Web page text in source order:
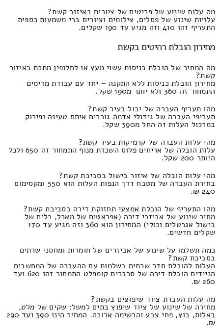
מה עלות שינוע של פריטים של ציורים באיזור קשת?
עלויות שינוע של פסלים, צילומים וציורים ברי משמעות כספית
התעריף זהו 410 וזה מגיע עד 190 שקלים.
מחירון הובלת רהיטים בקשת
מה המחיר של הובלת כניסות עשוי מעץ או לחלופין מתכת באיזור
קשת?
מחירון הובלת כניסות ללא התקנה – יחד עם עבודת מרימים
התמחור זה 360 ולא יותר מ190 שקל.
מהו תעריף העברה של יבול בעיר קשת?
תעריפי העברה של גידולי אדמה גוררים איתם טעינה ופירוק
במרכול העלות זה החל מ390 שקל.
מהי עלות העברה של קרמיקות בעיר קשת?
עלות הובלה של אריחים פלוס השכרת מנוף התמחור זה 650 ולכל
היותר 200 שקל.
מהי עלות הובלה של איזור בישול בסביבת קשת?
בחירת העברה של מטבח דרך הנפות העלות הוא 550 ומקסימום
240 ₪.
מהו התעריף של הובלת אמצעי תחזוקת דירה בסביבת קשת?
מחיר שינוע של אביזרי דירה (אפראטים של מאכל, כלים של
בישול אגרטלים וכולי) המחירון הוא 360 וזה מגיע עד 170
שקלים חדשים.
כמה תשלמו על שינוע של אביזרים של חומרות ומחסני שרתים
בסביבת קשת?
העלות להובלת חדר שרתים בשלמות עם ההעברה של המחשבים
הניידים הובלת דירה של סרברים קומפלט התמחור זהו 620 ועד
260 ₪.
מה עלות העברת ציוד שיפוצים בקשת?
מחירה של שינוע של ציוד שיפוץ בתים למשל: שקים של מלט,
באלות, בוץ, פחי צבע והרשימה ארוכה. המחיר הינו 390 ועד 290
₪.